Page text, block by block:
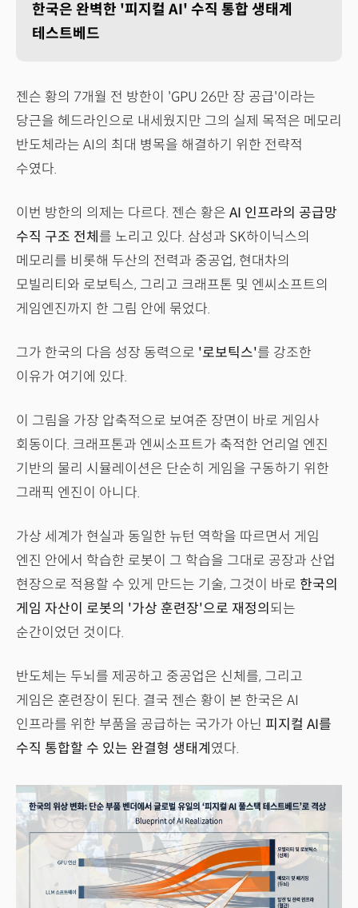
한국은 완벽한 '피지컬 AI' 수직 통합 생태계
테스트베드
젠슨 황의 7개월 전 방한이 'GPU 26만 장 공급'이라는
당근을 헤드라인으로 내세웠지만 그의 실제 목적은 메모리
반도체라는 AI의 최대 병목을 해결하기 위한 전략적
수였다.
이번 방한의 의제는 다르다. 젠슨 황은 AI 인프라의 공급망
수직 구조 전체 를 노리고 있다. 삼성과 SK하이닉스의
메모리를 비롯해 두산의 전력과 중공업, 현대차의
모빌리티와 로보틱스, 그리고 크래프톤 및 엔씨소프트의
게임엔진까지 한 그림 안에 묶었다.
그가 한국의 다음 성장 동력으로 '로보틱스'를 강조한
이유가 여기에 있다.
이 그림을 가장 압축적으로 보여준 장면이 바로 게임사
회동이다. 크래프톤과 엔씨소프트가 축적한 언리얼 엔진
기반의 물리 시뮬레이션은 단순히 게임을 구동하기 위한
그래픽 엔진이 아니다.
가상 세계가 현실과 동일한 뉴턴 역학을 따르면서 게임
엔진 안에서 학습한 로봇이 그 학습을 그대로 공장과 산업
현장으로 적용할 수 있게 만드는 기술, 그것이 바로 한국의
게임 자산이 로봇의 '가상 훈련장'으로 재정의 되는
순간이었던 것이다.
반도체는 두뇌를 제공하고 중공업은 신체를, 그리고
게임은 훈련장이 된다. 결국 젠슨 황이 본 한국은 AI
인프라를 위한 부품을 공급하는 국가가 아닌 피지컬 AI를
수직 통합할 수 있는 완결형 생태계 였다.